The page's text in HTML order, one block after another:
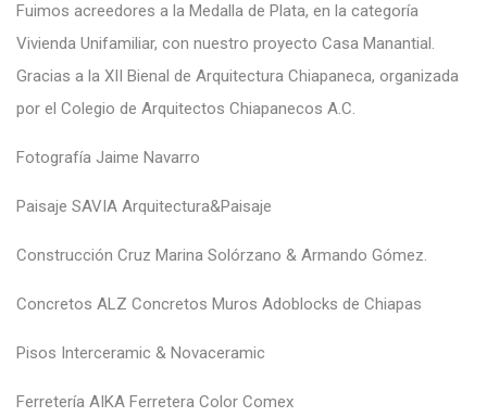
Fuimos acreedores a la Medalla de Plata, en la categoría
Vivienda Unifamiliar, con nuestro proyecto Casa Manantial.
Gracias a la XII Bienal de Arquitectura Chiapaneca, organizada
por el Colegio de Arquitectos Chiapanecos A.C.
Fotografía Jaime Navarro
Paisaje SAVIA Arquitectura&Paisaje
Construcción Cruz Marina Solórzano & Armando Gómez.
Concretos ALZ Concretos Muros Adoblocks de Chiapas
Pisos Interceramic & Novaceramic
Ferretería AIKA Ferretera Color Comex